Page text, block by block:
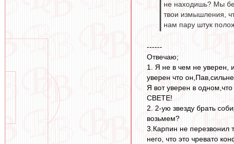
не находишь? Мы
твои измышления,
нам пару штук
------
Отвечаю;
1. Я не в чем не уверен,
уверен что
Я вот уверен в
СВЕТЕ!
2. 2-ую звезду брать
возьмем?
3.Карпин не перезвонил
него, что это чревато